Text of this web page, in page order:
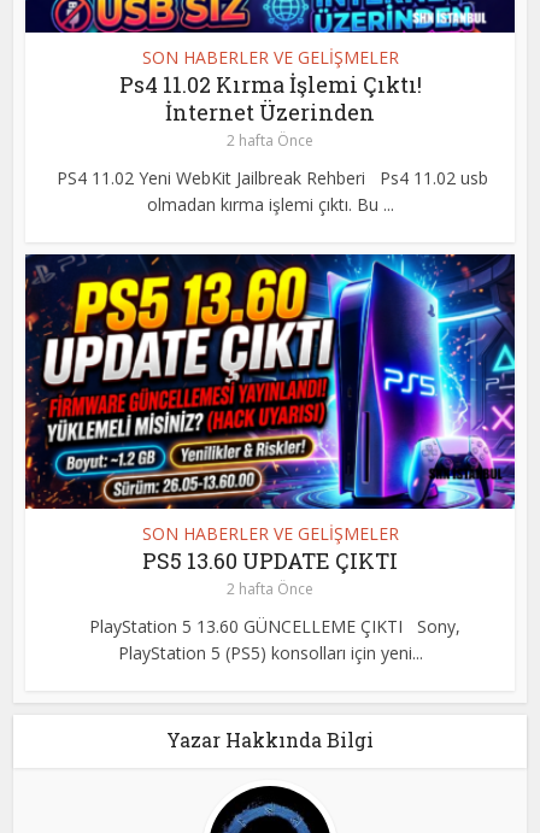
SON HABERLER VE GELİŞMELER
Ps4 11.02 Kırma İşlemi Çıktı!
İnternet Üzerinden
2 hafta Önce
PS4 11.02 Yeni WebKit Jailbreak Rehberi Ps4 11.02 usb
olmadan kırma işlemi çıktı. Bu ...
SON HABERLER VE GELİŞMELER
PS5 13.60 UPDATE ÇIKTI
2 hafta Önce
PlayStation 5 13.60 GÜNCELLEME ÇIKTI Sony,
PlayStation 5 (PS5) konsolları için yeni...
Yazar Hakkında Bilgi